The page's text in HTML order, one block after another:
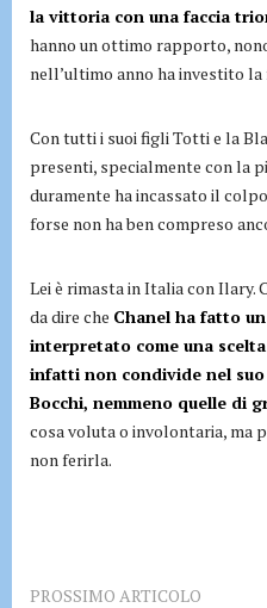
la vittoria con una faccia
hanno un ottimo rapporto,
nell’ultimo anno ha investito la
Con tutti i suoi figli Totti e la
presenti, specialmente con la
duramente ha incassato il
forse non ha ben compreso
Lei è rimasta in Italia con Ilary.
da dire che Chanel ha fatto
interpretato come una
infatti non condivide nel
Bocchi, nemmeno quelle di
cosa voluta o involontaria, ma
non ferirla.
PROSSIMO ARTICOLO